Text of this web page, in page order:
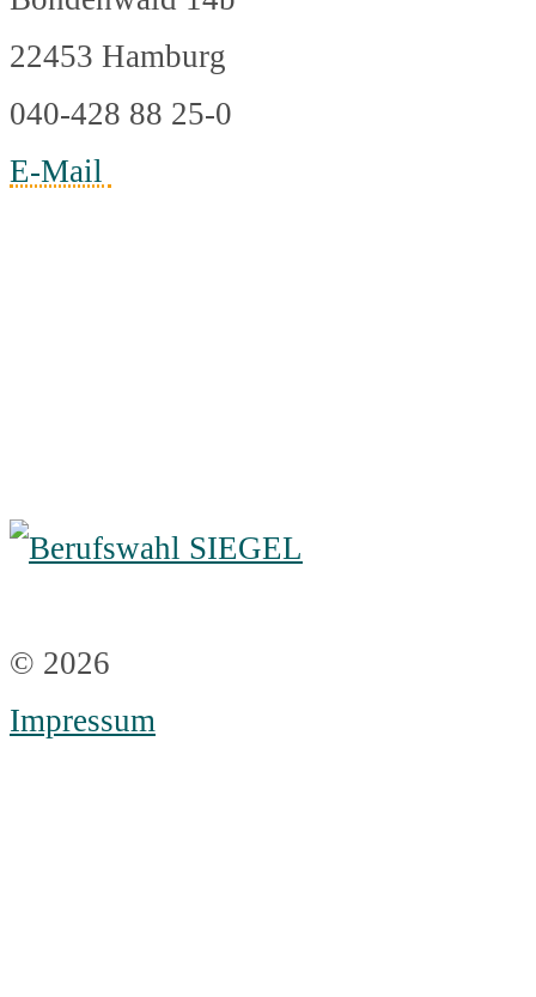
22453 Hamburg
040-428 88 25-0
E-Mail
© 2026
Impressum